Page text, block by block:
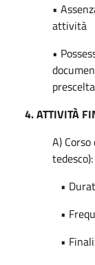
•
attività
•
prescelta
4. ATTIVITÀ
A)
tedesco):
•
•
•